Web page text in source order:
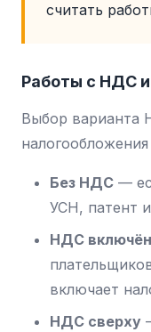
считать
Работы с НДС
Выбор варианта
Без НДС —
УСН, патент
НДС включён
включает
НДС сверху